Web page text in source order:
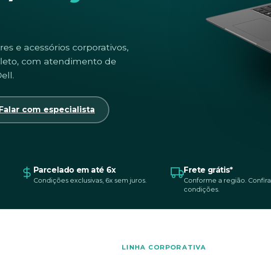
e acessórios corporativos,
com atendimento de
com especialista
Parcelado em até 6x
Condições exclusivas, 6x sem juros.
Frete grátis*
Conforme a região. Confira
condições.
LINHA CORPORATIVA